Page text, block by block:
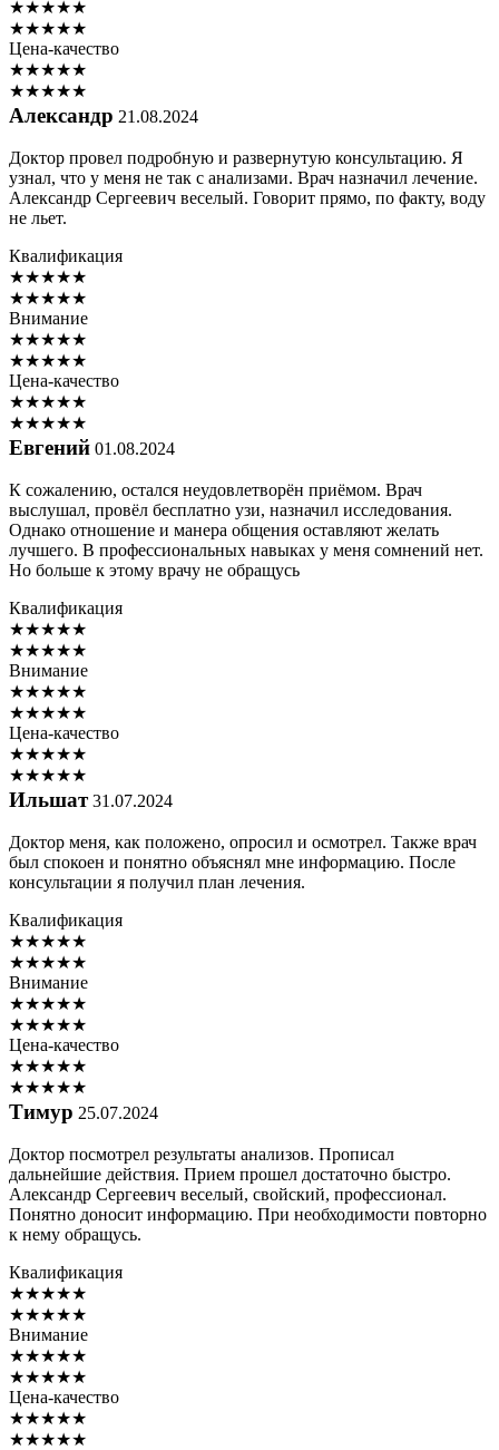
★★★★★
★★★★★
Цена-качество
★★★★★
★★★★★
Александр 21.08.2024
Доктор провел подробную и развернутую консультацию. Я
узнал, что у меня не так с анализами. Врач назначил лечение.
Александр Сергеевич веселый. Говорит прямо, по факту, воду
не льет.
Квалификация
★★★★★
★★★★★
Внимание
★★★★★
★★★★★
Цена-качество
★★★★★
★★★★★
Евгений 01.08.2024
К сожалению, остался неудовлетворён приёмом. Врач
выслушал, провёл бесплатно узи, назначил исследования.
Однако отношение и манера общения оставляют желать
лучшего. В профессиональных навыках у меня сомнений нет.
Но больше к этому врачу не обращусь
Квалификация
★★★★★
★★★★★
Внимание
★★★★★
★★★★★
Цена-качество
★★★★★
★★★★★
Ильшат 31.07.2024
Доктор меня, как положено, опросил и осмотрел. Также врач
был спокоен и понятно объяснял мне информацию. После
консультации я получил план лечения.
Квалификация
★★★★★
★★★★★
Внимание
★★★★★
★★★★★
Цена-качество
★★★★★
★★★★★
Тимур 25.07.2024
Доктор посмотрел результаты анализов. Прописал
дальнейшие действия. Прием прошел достаточно быстро.
Александр Сергеевич веселый, свойский, профессионал.
Понятно доносит информацию. При необходимости повторно
к нему обращусь.
Квалификация
★★★★★
★★★★★
Внимание
★★★★★
★★★★★
Цена-качество
★★★★★
★★★★★